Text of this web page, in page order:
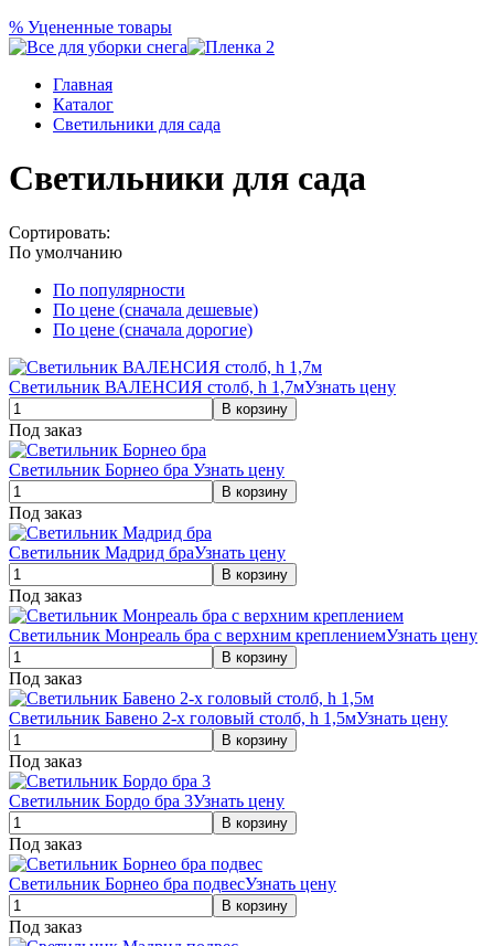
% Уцененные товары
Главная
Каталог
Светильники для сада
Светильники для сада
Сортировать:
По умолчанию
По популярности
По цене (сначала дешевые)
По цене (сначала дорогие)
Светильник ВАЛЕНСИЯ столб, h 1,7мУзнать цену
Под заказ
Светильник Борнео бра Узнать цену
Под заказ
Светильник Мадрид браУзнать цену
Под заказ
Светильник Монреаль бра с верхним креплениемУзнать цену
Под заказ
Светильник Бавено 2-х головый столб, h 1,5мУзнать цену
Под заказ
Светильник Бордо бра 3Узнать цену
Под заказ
Светильник Борнео бра подвесУзнать цену
Под заказ